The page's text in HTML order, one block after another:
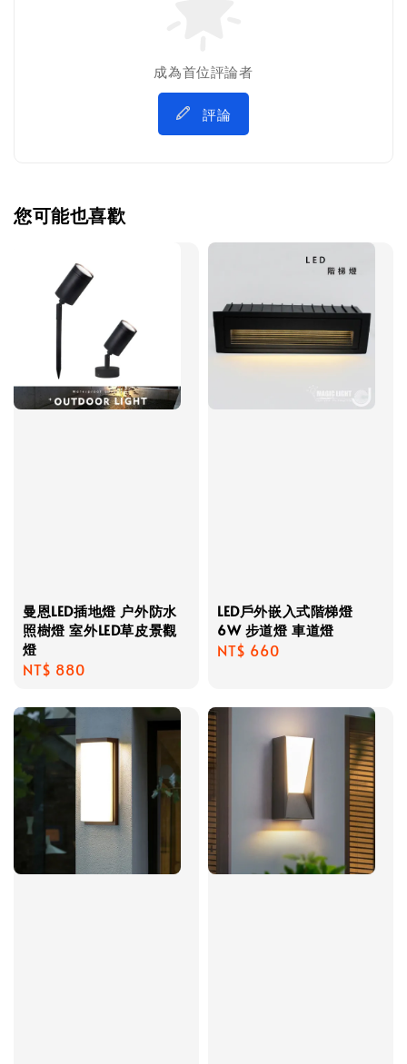
成為首位評論者
評論
您可能也喜歡
曼恩LED插地燈 户外防水
照樹燈 室外LED草皮景觀
燈
Regular
NT$ 880
LED戶外嵌入式階梯燈
6W 步道燈 車道燈
Regular
NT$ 660